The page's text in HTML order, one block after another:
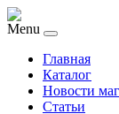
Menu
Главная
Каталог
Новости
Статьи